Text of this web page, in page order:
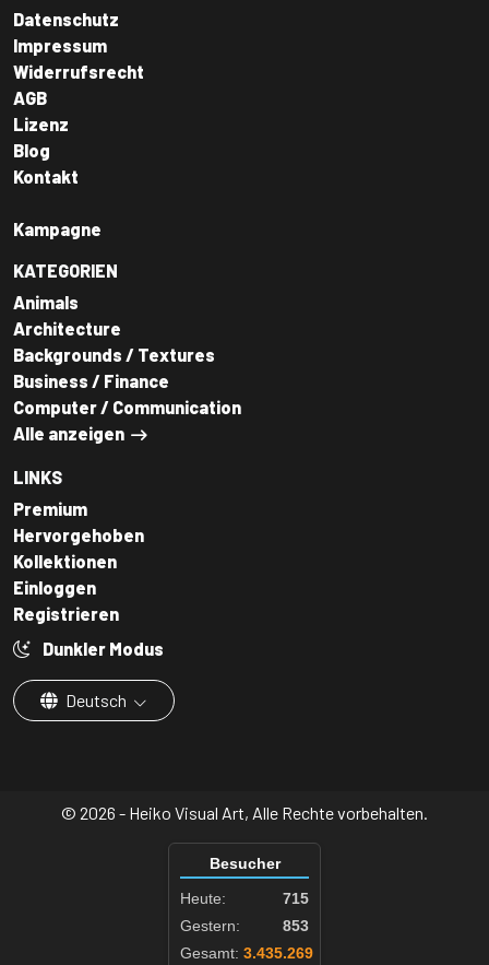
Datenschutz
Impressum
Widerrufsrecht
AGB
Lizenz
Blog
Kontakt
Kampagne
KATEGORIEN
Animals
Architecture
Backgrounds / Textures
Business / Finance
Computer / Communication
Alle anzeigen
LINKS
Premium
Hervorgehoben
Kollektionen
Einloggen
Registrieren
Dunkler Modus
Deutsch
© 2026 - Heiko Visual Art, Alle Rechte vorbehalten.
Besucher
Heute:
715
Gestern:
853
Gesamt: 3.435.269